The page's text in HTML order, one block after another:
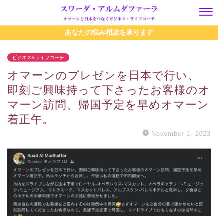
あなたの悩み相談を承ります
ビジネス&ライフコーチ
オマーンのプレゼンを日本で行い、
即刻ご興味持って下さったお客様のオ
マーン訪問、帰国予定を早めオマーン
着正午。
November 3, 2023